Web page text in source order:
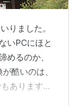
りました。
いPCにほと
めるのか、
酷いのは、
あります寺